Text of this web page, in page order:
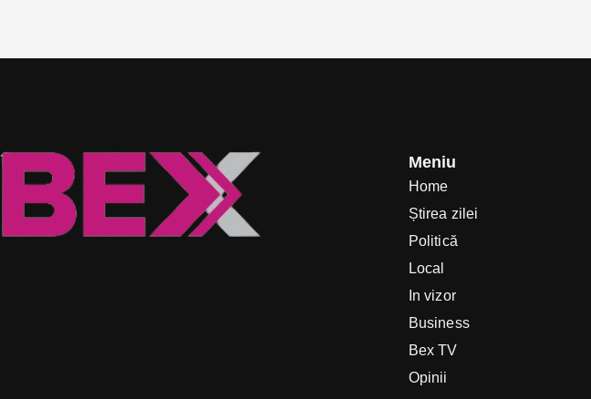
Meniu
Home
Știrea zilei
Politică
Local
In vizor
Business
Bex TV
Opinii